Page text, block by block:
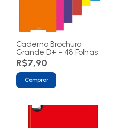
Caderno Brochura
Grande D+ - 48 Folhas
R$7,90
Comprar